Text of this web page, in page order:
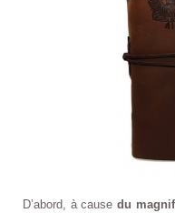
D’abord, à cause du